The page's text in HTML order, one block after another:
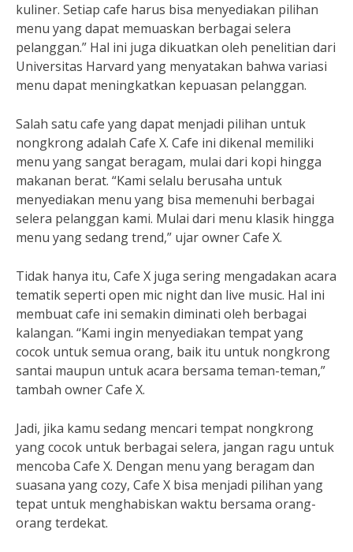
kuliner. Setiap cafe harus bisa menyediakan pilihan
menu yang dapat memuaskan berbagai selera
pelanggan.” Hal ini juga dikuatkan oleh penelitian dari
Universitas Harvard yang menyatakan bahwa variasi
menu dapat meningkatkan kepuasan pelanggan.
Salah satu cafe yang dapat menjadi pilihan untuk
nongkrong adalah Cafe X. Cafe ini dikenal memiliki
menu yang sangat beragam, mulai dari kopi hingga
makanan berat. “Kami selalu berusaha untuk
menyediakan menu yang bisa memenuhi berbagai
selera pelanggan kami. Mulai dari menu klasik hingga
menu yang sedang trend,” ujar owner Cafe X.
Tidak hanya itu, Cafe X juga sering mengadakan acara
tematik seperti open mic night dan live music. Hal ini
membuat cafe ini semakin diminati oleh berbagai
kalangan. “Kami ingin menyediakan tempat yang
cocok untuk semua orang, baik itu untuk nongkrong
santai maupun untuk acara bersama teman-teman,”
tambah owner Cafe X.
Jadi, jika kamu sedang mencari tempat nongkrong
yang cocok untuk berbagai selera, jangan ragu untuk
mencoba Cafe X. Dengan menu yang beragam dan
suasana yang cozy, Cafe X bisa menjadi pilihan yang
tepat untuk menghabiskan waktu bersama orang-
orang terdekat.